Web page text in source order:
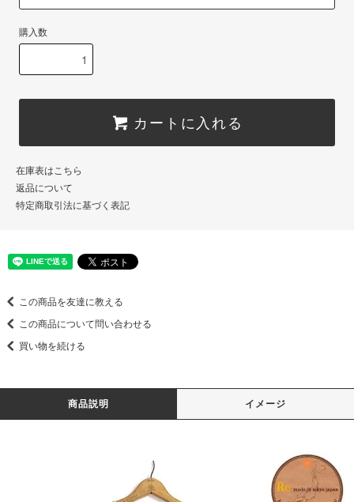
購入数
カートに入れる
在庫表はこちら
返品について
特定商取引法に基づく表記
この商品を友達に教える
この商品について問い合わせる
買い物を続ける
商品説明 イメージ